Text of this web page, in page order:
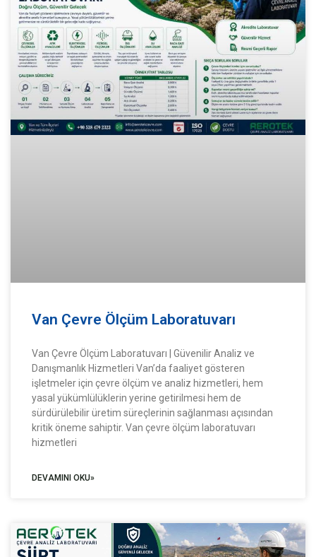
Van Çevre Ölçüm Laboratuvarı
Van Çevre Ölçüm Laboratuvarı | Güvenilir Analiz ve
Danışmanlık Hizmetleri Van’da faaliyet gösteren
işletmeler için çevre ölçüm ve analiz hizmetleri, hem
yasal yükümlülüklerin yerine getirilmesi hem de
sürdürülebilir üretim süreçlerinin sağlanması açısından
kritik öneme sahiptir. Van çevre ölçüm laboratuvarı
hizmetleri
DEVAMINI OKU»